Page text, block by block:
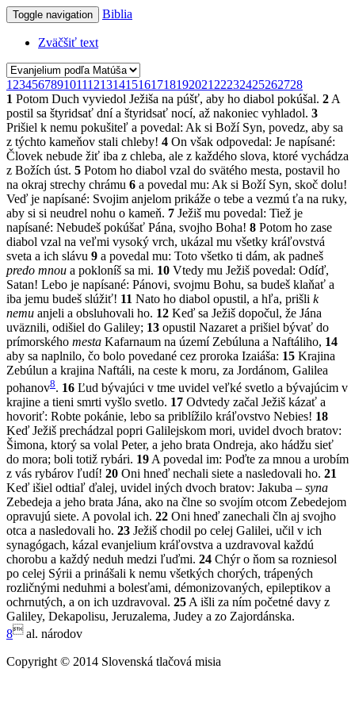
Toggle navigation Biblia
Zväčšiť text
1 23456789101112131415161718192021 22232425262728
1 Potom Duch vyviedol Ježiša na púšť, aby ho diabol pokúšal. 2 A
postil sa štyridsať dní a štyridsať nocí, až nakoniec vyhladol. 3
Prišiel k nemu pokušiteľ a povedal: Ak si Boží Syn, povedz, aby sa
z týchto kameňov stali chleby! 4 On však odpovedal: Je napísané:
Človek nebude žiť iba z chleba, ale z každého slova, ktoré vychádza
z Božích úst. 5 Potom ho diabol vzal do svätého mesta, postavil ho
na okraj strechy chrámu 6 a povedal mu: Ak si Boží Syn, skoč dolu!
Veď je napísané: Svojim anjelom prikáže o tebe a vezmú ťa na ruky,
aby si si neudrel nohu o kameň. 7 Ježiš mu povedal: Tiež je
napísané: Nebudeš pokúšať Pána, svojho Boha! 8 Potom ho zase
diabol vzal na veľmi vysoký vrch, ukázal mu všetky kráľovstvá
sveta a ich slávu 9 a povedal mu: Toto všetko ti dám, ak padneš
predo mnou a pokloníš sa mi. 10 Vtedy mu Ježiš povedal: Odíď,
Satan! Lebo je napísané: Pánovi, svojmu Bohu, sa budeš klaňať a
iba jemu budeš slúžiť! 11 Nato ho diabol opustil, a hľa, prišli k
nemu anjeli a obsluhovali ho. 12 Keď sa Ježiš dopočul, že Jána
uväznili, odišiel do Galiley; 13 opustil Nazaret a prišiel bývať do
prímorského mesta Kafarnaum na území Zebúluna a Naftáliho, 14
aby sa naplnilo, čo bolo povedané cez proroka Izaiáša: 15 Krajina
Zebúlun a krajina Naftáli, na ceste k moru, za Jordánom, Galilea
pohanov8. 16 Ľud bývajúci v tme uvidel veľké svetlo a bývajúcim v
krajine a tieni smrti vyšlo svetlo. 17 Odvtedy začal Ježiš kázať a
hovoriť: Robte pokánie, lebo sa priblížilo kráľovstvo Nebies! 18
Keď Ježiš prechádzal popri Galilejskom mori, uvidel dvoch bratov:
Šimona, ktorý sa volal Peter, a jeho brata Ondreja, ako hádžu sieť
do mora; boli totiž rybári. 19 A povedal im: Poďte za mnou a urobím
z vás rybárov ľudí! 20 Oni hneď nechali siete a nasledovali ho. 21
Keď išiel odtiaľ ďalej, uvidel iných dvoch bratov: Jakuba – syna
Zebedeja a jeho brata Jána, ako na člne so svojím otcom Zebedejom
opravujú siete. A povolal ich. 22 Oni hneď zanechali čln aj svojho
otca a nasledovali ho. 23 Ježiš chodil po celej Galilei, učil v ich
synagógach, kázal evanjelium kráľovstva a uzdravoval každú
chorobu a každý neduh medzi ľuďmi. 24 Chýr o ňom sa rozniesol
po celej Sýrii a prinášali k nemu všetkých chorých, trápených
rozličnými neduhmi a bolesťami, démonizovaných, epileptikov a
ochrnutých, a on ich uzdravoval. 25 A išli za ním početné davy z
Galiley, Dekapolisu, Jeruzalema, Judey a zo Zajordánska.
8al. národov
Copyright © 2014 Slovenská tlačová misia